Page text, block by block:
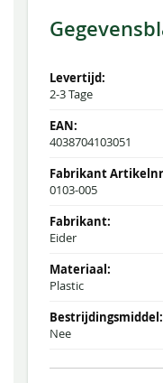
2-3 Tage
4038704103051
0103-005
Eider
Plastic
Nee